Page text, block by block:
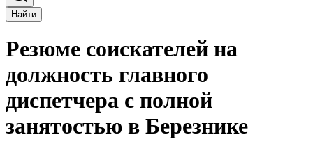
Найти
Резюме соискателей на
должность главного
диспетчера с полной
занятостью в Березнике